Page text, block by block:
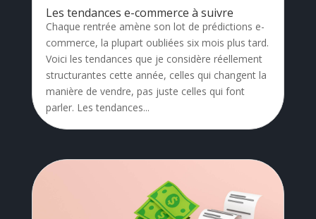
Les tendances e-commerce à suivre
Chaque rentrée amène son lot de prédictions e-
commerce, la plupart oubliées six mois plus tard.
Voici les tendances que je considère réellement
structurantes cette année, celles qui changent la
manière de vendre, pas juste celles qui font
parler. Les tendances...